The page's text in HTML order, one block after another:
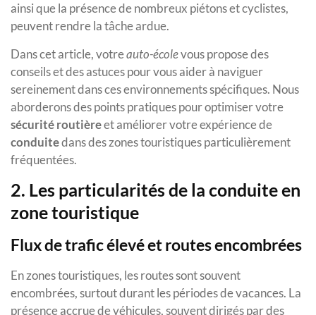
ainsi que la présence de nombreux piétons et cyclistes,
peuvent rendre la tâche ardue.
Dans cet article, votreauto-écolevous propose des
conseils et des astuces pour vous aider à naviguer
sereinement dans ces environnements spécifiques. Nous
aborderons des points pratiques pour optimiser votre
sécurité routièreet améliorer votre expérience de
conduitedans des zones touristiques particulièrement
fréquentées.
2. Les particularités de la conduite en
zone touristique
Flux de trafic élevé et routes encombrées
En zones touristiques, les routes sont souvent
encombrées, surtout durant les périodes de vacances. La
présence accrue de véhicules, souvent dirigés par des